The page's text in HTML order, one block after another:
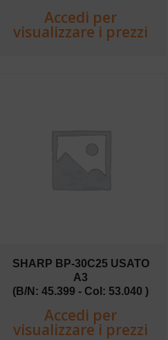
Accedi per
visualizzare i prezzi
SHARP BP-30C25 USATO
A3
(B/N: 45.399 - Col: 53.040 )
Accedi per
visualizzare i prezzi